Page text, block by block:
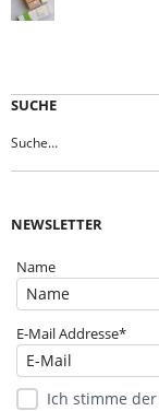
SUCHE
NEWSLETTER
Name
E-Mail Addresse*
Ich stimme der